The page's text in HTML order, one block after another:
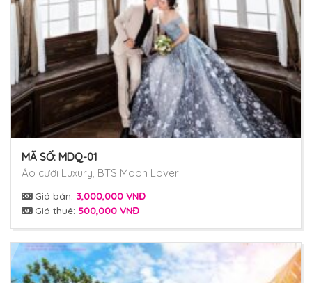
MÃ SỐ: MDQ-01
Áo cưới Luxury, BTS Moon Lover
Giá bán: 3,000,000 VNĐ
Giá thuê: 500,000 VNĐ